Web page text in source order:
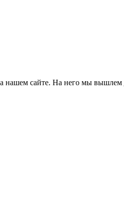
нашем сайте. На него мы